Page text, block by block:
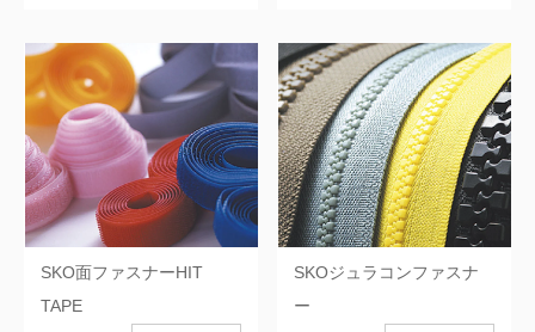
し）BX新生精機株式会社 し）株式会社シムラ
し）篠田ゴム株式会社 す）スペーシア株式会社
す）スワロン株式会社
す）株式会社スズキベンチレータ
ー
せ）Serge Ferrari株式会社 せ）積水化学工業株式会社
た）タカノ株式会社
SKO面ファスナーHIT
TAPE
SKOジュラコンファスナ
ー